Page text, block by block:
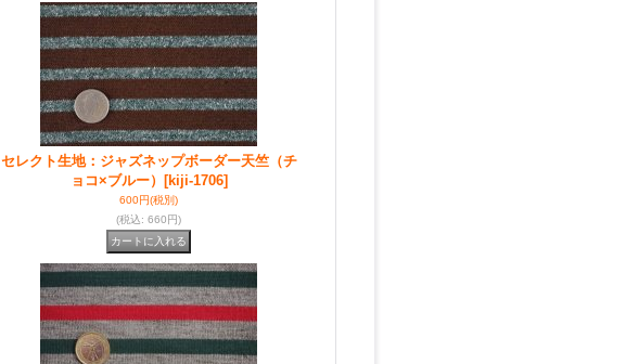
セレクト生地：ジャズネップボーダー天竺（チ
ョコ×ブルー）
[kiji-1706]
600円(税別)
(税込: 660円)